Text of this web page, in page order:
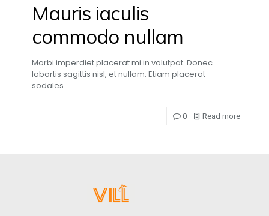
Mauris iaculis
commodo nullam
Morbi imperdiet placerat mi in volutpat. Donec
lobortis sagittis nisl, et nullam. Etiam placerat
sodales.
0 Read more